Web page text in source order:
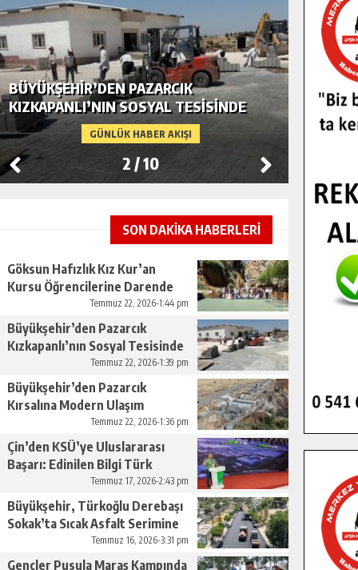
GÜNLÜK HABER AKIŞI
BÜYÜKŞEHIR’DEN PAZARCIK
KIZKAPANLI’NIN SOSYAL TESISINDE
ÇEVRE DÜZENLEMESI.
2 /10
SON DAKİKA HABERLERİ
Göksun Hafızlık Kız Kur’an
Kursu Öğrencilerine Darende
Temmuz 22, 2026-1:44 pm
Büyükşehir’den Pazarcık
Kızkapanlı’nın Sosyal Tesisinde
Çevre Düzenlemesi.Temmuz 22, 2026-1:39 pm
Büyükşehir’den Pazarcık
Kırsalına Modern Ulaşım
Temmuz 22, 2026-1:36 pm
Çin’den KSÜ’ye Uluslararası
Başarı: Edinilen Bilgi Türk
Tarımına Katkı Sağlayacak.
Temmuz 17, 2026-2:43 pm
Büyükşehir, Türkoğlu Derebaşı
Sokak’ta Sıcak Asfalt Serimine
Temmuz 16, 2026-3:31 pm
Gençler Pusula Maraş Kampında